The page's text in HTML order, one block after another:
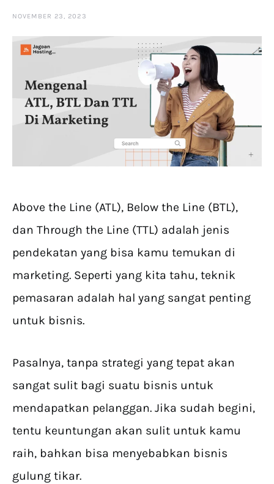
NOVEMBER 23, 2023
Above the Line (ATL), Below the Line (BTL),
dan Through the Line (TTL) adalah jenis
pendekatan yang bisa kamu temukan di
marketing. Seperti yang kita tahu, teknik
pemasaran adalah hal yang sangat penting
untuk bisnis.
Pasalnya, tanpa strategi yang tepat akan
sangat sulit bagi suatu bisnis untuk
mendapatkan pelanggan. Jika sudah begini,
tentu keuntungan akan sulit untuk kamu
raih, bahkan bisa menyebabkan bisnis
gulung tikar.